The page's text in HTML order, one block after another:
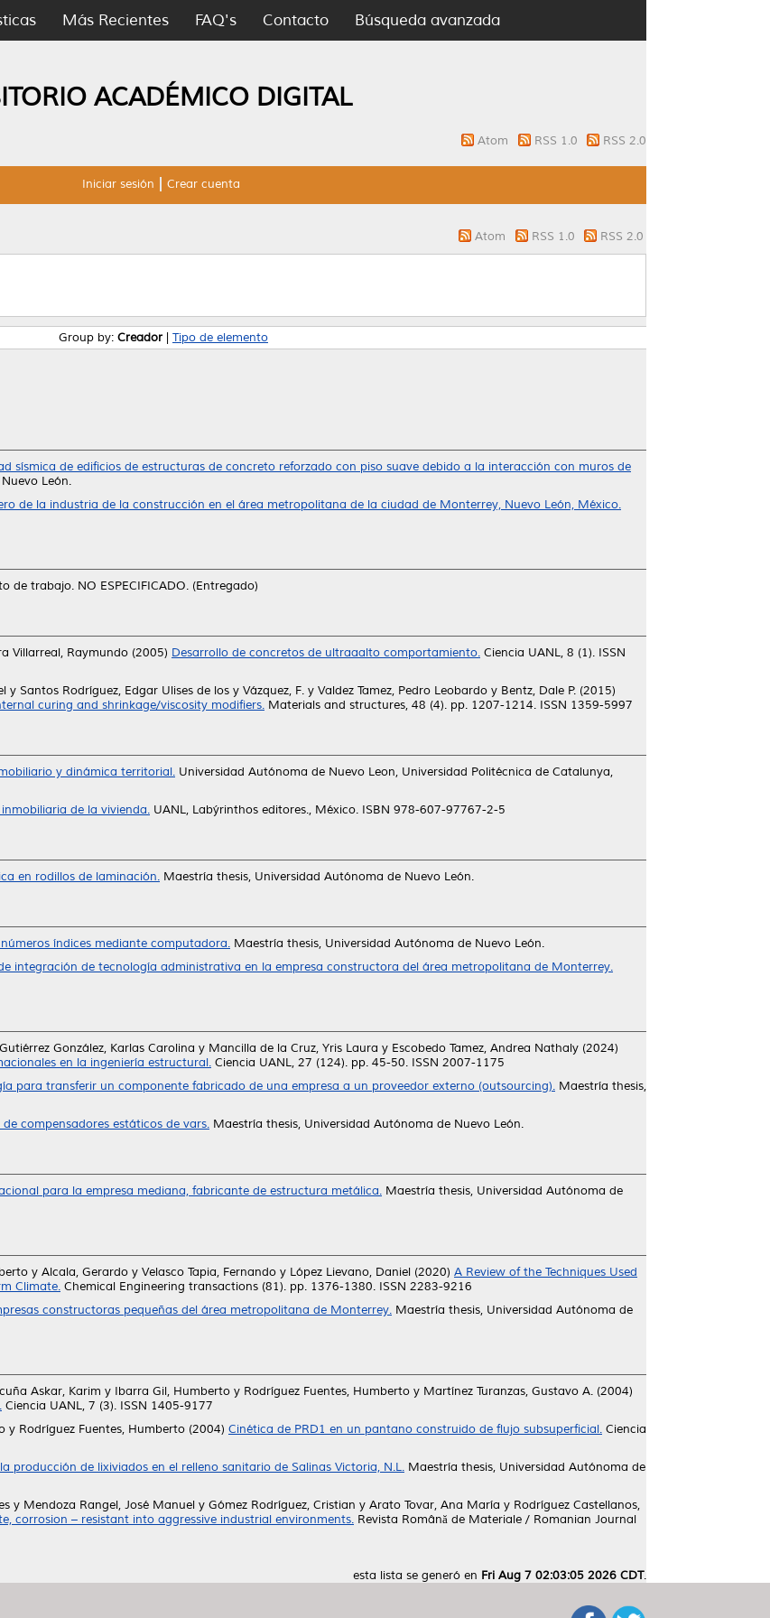
Más Recientes FAQ's Contacto Búsqueda avanzada
ACADÉMICO DIGITAL
Atom RSS 1.0 RSS 2.0
Iniciar sesión Crear cuenta
Atom RSS 1.0 RSS 2.0
Group by: Creador Tipo de elemento
sísmica de edificios de estructuras de concreto reforzado con piso suave debido a la interacción con muros de
León.
de la industria de la construcción en el área metropolitana de la ciudad de Monterrey, Nuevo León, México.
de trabajo. NO ESPECIFICADO. (Entregado)
Villarreal, Raymundo (2005) Desarrollo de concretos de ultraaalto comportamiento. Ciencia UANL, 8 (1). ISSN
y Santos Rodríguez, Edgar Ulises de los y Vázquez, F. y Valdez Tamez, Pedro Leobardo y Bentz, Dale P. (2015)
curing and shrinkage/viscosity modifiers. Materials and structures, 48 (4). pp. 1207-1214. ISSN 1359-5997
y dinámica territorial. Universidad Autónoma de Nuevo Leon, Universidad Politécnica de Catalunya,
de la vivienda. UANL, Labýrinthos editores., México. ISBN 978-607-97767-2-5
en rodillos de laminación. Maestría thesis, Universidad Autónoma de Nuevo León.
índices mediante computadora. Maestría thesis, Universidad Autónoma de Nuevo León.
integración de tecnología administrativa en la empresa constructora del área metropolitana de Monterrey.
Gutiérrez González, Karlas Carolina y Mancilla de la Cruz, Yris Laura y Escobedo Tamez, Andrea Nathaly (2024)
en la ingeniería estructural. Ciencia UANL, 27 (124). pp. 45-50. ISSN 2007-1175
para transferir un componente fabricado de una empresa a un proveedor externo (outsourcing). Maestría thesis,
compensadores estáticos de vars. Maestría thesis, Universidad Autónoma de Nuevo León.
para la empresa mediana, fabricante de estructura metálica. Maestría thesis, Universidad Autónoma de
y Alcala, Gerardo y Velasco Tapia, Fernando y López Lievano, Daniel (2020) A Review of the Techniques Used
Climate. Chemical Engineering transactions (81). pp. 1376-1380. ISSN 2283-9216
constructoras pequeñas del área metropolitana de Monterrey. Maestría thesis, Universidad Autónoma de
Askar, Karim y Ibarra Gil, Humberto y Rodríguez Fuentes, Humberto y Martínez Turanzas, Gustavo A. (2004)
Ciencia UANL, 7 (3). ISSN 1405-9177
y Rodríguez Fuentes, Humberto (2004) Cinética de PRD1 en un pantano construido de flujo subsuperficial. Ciencia
producción de lixiviados en el relleno sanitario de Salinas Victoria, N.L. Maestría thesis, Universidad Autónoma de
y Mendoza Rangel, José Manuel y Gómez Rodríguez, Cristian y Arato Tovar, Ana María y Rodríguez Castellanos,
corrosion – resistant into aggressive industrial environments. Revista Română de Materiale / Romanian Journal
esta lista se generó en Fri Aug 7 02:03:05 2026 CDT.